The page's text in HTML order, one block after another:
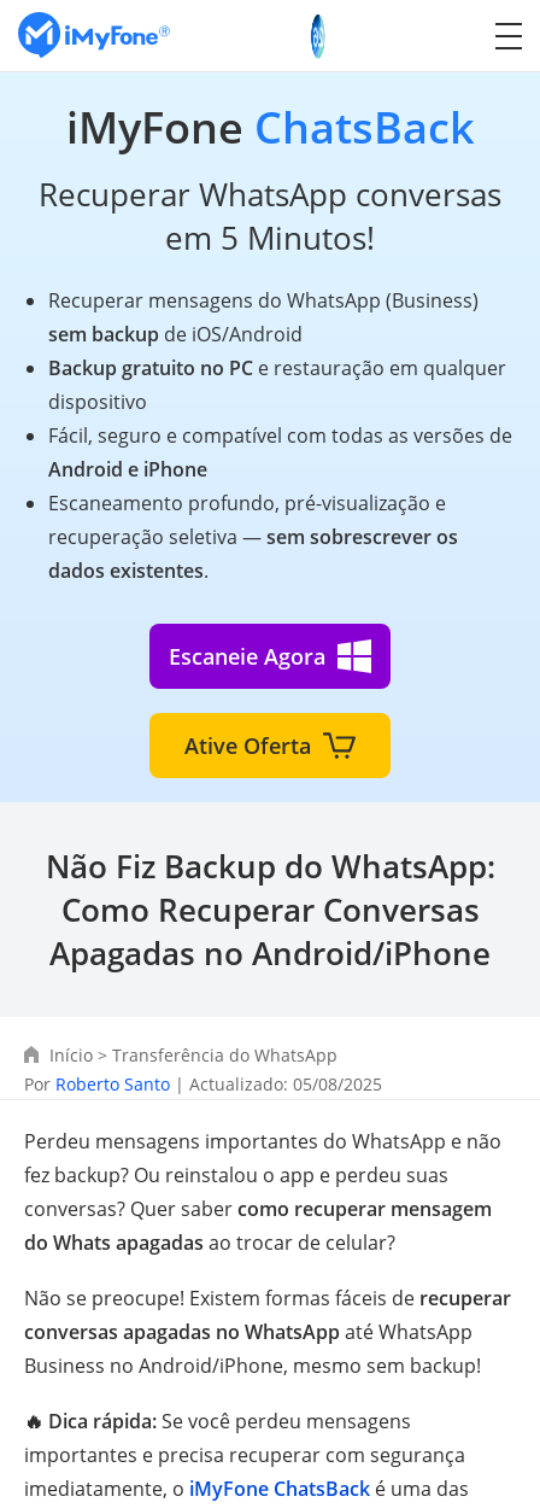
iMyFone ChatsBack
Recuperar WhatsApp conversas
em 5 Minutos!
Recuperar mensagens do WhatsApp (Business)
sem backup de iOS/Android
Backup gratuito no PC e restauração em qualquer
dispositivo
Fácil, seguro e compatível com todas as versões de
Android e iPhone
Escaneamento profundo, pré-visualização e
recuperação seletiva —sem sobrescrever os
dados existentes.
Escaneie Agora
Ative Oferta
Não Fiz Backup do WhatsApp:
Como Recuperar Conversas
Apagadas no Android/iPhone
Início > Transferência do WhatsApp
Por Roberto Santo | Actualizado: 05/08/2025
Perdeu mensagens importantes do WhatsApp e não
fez backup? Ou reinstalou o app e perdeu suas
conversas? Quer sabercomo recuperar mensagem
do Whats apagadas ao trocar de celular?
Não se preocupe! Existem formas fáceis de recuperar
conversas apagadas no WhatsAppaté WhatsApp
Business no Android/iPhone, mesmo sem backup!
🔥 Dica rápida:Se você perdeu mensagens
importantes e precisa recuperar com segurança
imediatamente, o iMyFone ChatsBack é uma das